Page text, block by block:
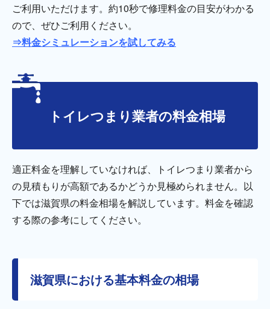
ご利用いただけます。約10秒で修理料金の目安がわかる
ので、ぜひご利用ください。
⇒料金シミュレーションを試してみる
トイレつまり業者の料金相場
適正料金を理解していなければ、トイレつまり業者から
の見積もりが高額であるかどうか見極められません。以
下では滋賀県の料金相場を解説しています。料金を確認
する際の参考にしてください。
滋賀県における基本料金の相場